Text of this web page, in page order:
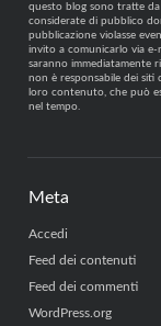
questo blog sono tratte
considerate di pubblico
pubblicazione violasse
invito a comunicarlo via
saranno immediatamente
non è responsabile dei siti
loro contenuto, che può
nel tempo.
Meta
Accedi
Feed dei contenuti
Feed dei commenti
WordPress.org